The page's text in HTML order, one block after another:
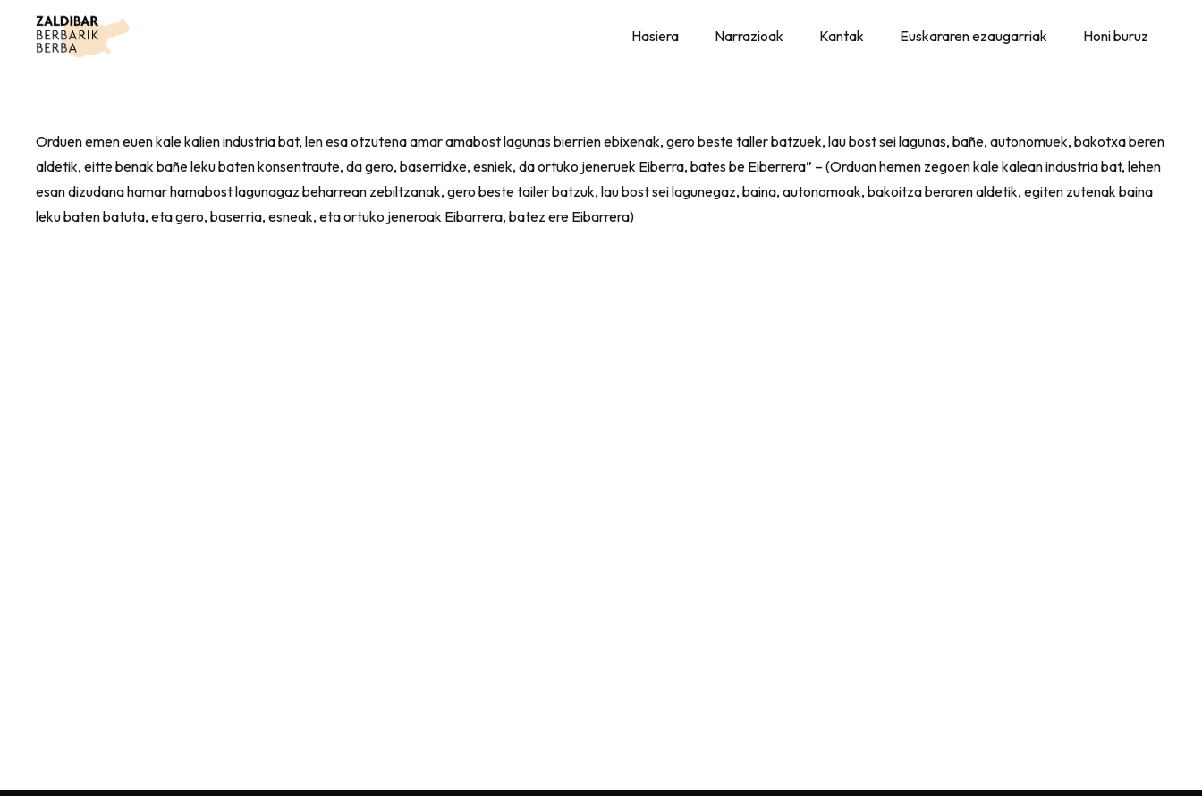
Hasiera Narrazioak Kantak Euskararen ezaugarriak Honi buruz
Orduen emen euen kale kalien industria bat, len esa otzutena amar amabost lagunas bierrien ebixenak, gero beste taller batzuek, lau bost sei lagunas, bañe, autonomuek, bakotxa beren
aldetik, eitte benak bañe leku baten konsentraute, da gero, baserridxe, esniek, da ortuko jeneruek Eiberra, bates be Eiberrera” – (Orduan hemen zegoen kale kalean industria bat, lehen
esan dizudana hamar hamabost lagunagaz beharrean zebiltzanak, gero beste tailer batzuk, lau bost sei lagunegaz, baina, autonomoak, bakoitza beraren aldetik, egiten zutenak baina
leku baten batuta, eta gero, baserria, esneak, eta ortuko jeneroak Eibarrera, batez ere Eibarrera)